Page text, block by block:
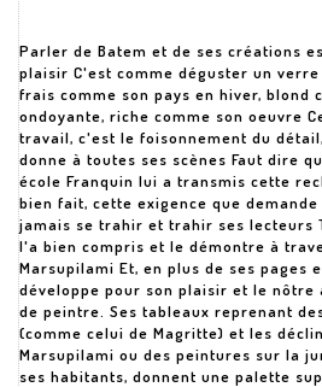
Parler de Batem et de ses créations
plaisir C'est comme déguster un
frais comme son pays en hiver, blond
ondoyante, riche comme son oeuvre
travail, c'est le foisonnement du
donne à toutes ses scènes Faut dire
école Franquin lui a transmis cette
bien fait, cette exigence que
jamais se trahir et trahir ses lecteurs
l'a bien compris et le démontre à
Marsupilami Et, en plus de ses pages
développe pour son plaisir et le nôtre
de peintre. Ses tableaux reprenant
(comme celui de Magritte) et les
Marsupilami ou des peintures sur la
ses habitants, donnent une palette